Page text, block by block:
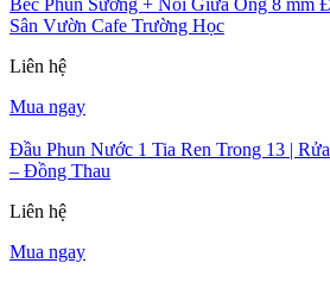
Sân Vườn Cafe Trường Học
Liên hệ
Mua ngay
Đầu Phun Nước 1 Tia Ren Trong 13 |
– Đồng Thau
Liên hệ
Mua ngay